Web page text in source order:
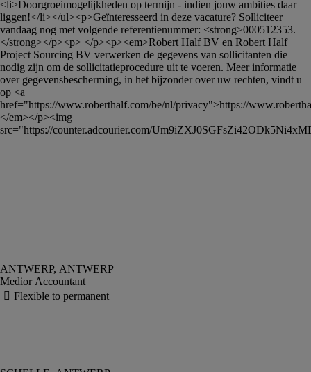
<li>Doorgroeimogelijkheden op termijn - indien jouw ambities daar
liggen!</li></ul><p>Geïnteresseerd in deze vacature? Solliciteer
vandaag nog met volgende referentienummer: <strong>000512353.
</strong></p><p> </p><p><em>Robert Half BV en Robert Half
Project Sourcing BV verwerken de gegevens van sollicitanten die
nodig zijn om de sollicitatieprocedure uit te voeren. Meer informatie
over gegevensbescherming, in het bijzonder over uw rechten, vindt u
op <a
href="https://www.roberthalf.com/be/nl/privacy">https://
</em></p><img
src="https://counter.adcourier.com/
Medior Accountant